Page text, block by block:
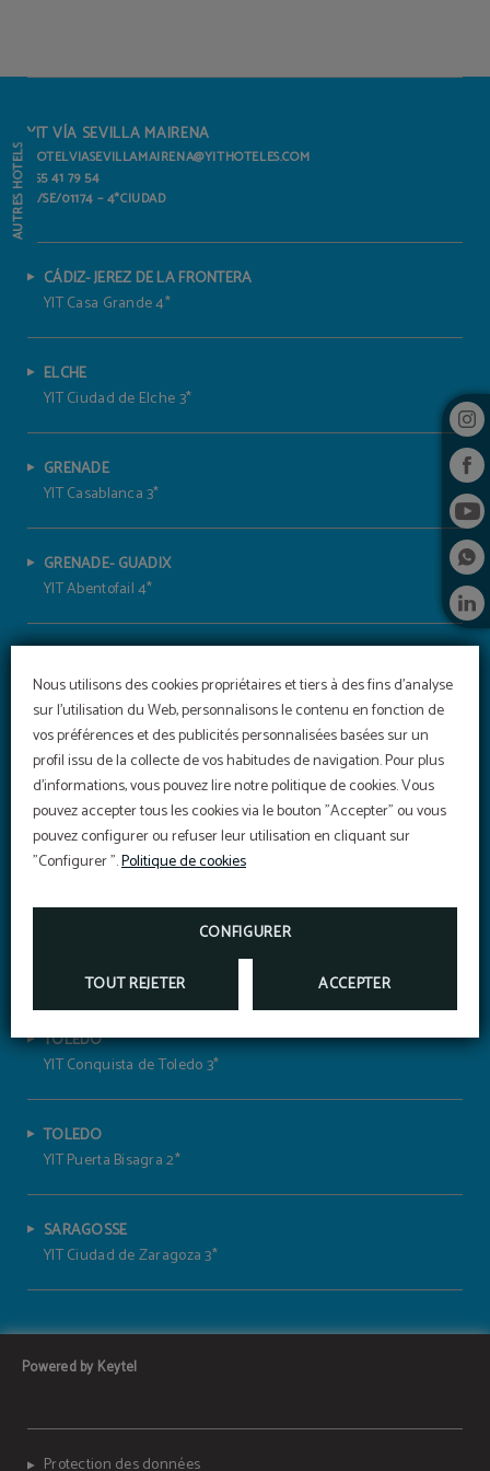
Nous utilisons des cookies propriétaires et tiers à des fins d'analyse
sur l'utilisation du Web, personnalisons le contenu en fonction de
vos préférences et des publicités personnalisées basées sur un
profil issu de la collecte de vos habitudes de navigation. Pour plus
d'informations, vous pouvez lire notre politique de cookies. Vous
pouvez accepter tous les cookies via le bouton "Accepter" ou vous
pouvez configurer ou refuser leur utilisation en cliquant sur
"Configurer ".Politique de cookies
CONFIGURER
TOUT REJETER ACCEPTER
YIT VÍA SEVILLA MAIRENA
HOTELVIASEVILLAMAIRENA@YITHOTELES.COM
955 41 79 54
H/SE/01174 – 4*CIUDAD
CÁDIZ- JEREZ DE LA FRONTERA
YIT Casa Grande 4*
ELCHE
YIT Ciudad de Elche 3*
GRENADE
YIT Casablanca 3*
GRENADE- GUADIX
YIT Abentofail 4*
YIT Conquista de Granada 4*
JAÉN - BAEZA
YIT La Casona del Arco 4*
JAÉN - ÚBEDA
YIT El Postigo 4*
SEVILLE - VALENCINA DE LA CONCEPCIÓN
YIT Vereda Real 4*
TOLEDO
YIT Conquista de Toledo 3*
TOLEDO
YIT Puerta Bisagra 2*
SARAGOSSE
YIT Ciudad de Zaragoza 3*
Powered by Keytel
Protection des données
Délicieux petit-déjeuner
PROFITEZ DE NOTRE EXQUIS PETIT-DÉJEUNER
BUFFET AVEC UNE GRANDE VARIÉTÉ DE PRODUITS.
AUTRES HÔTELS